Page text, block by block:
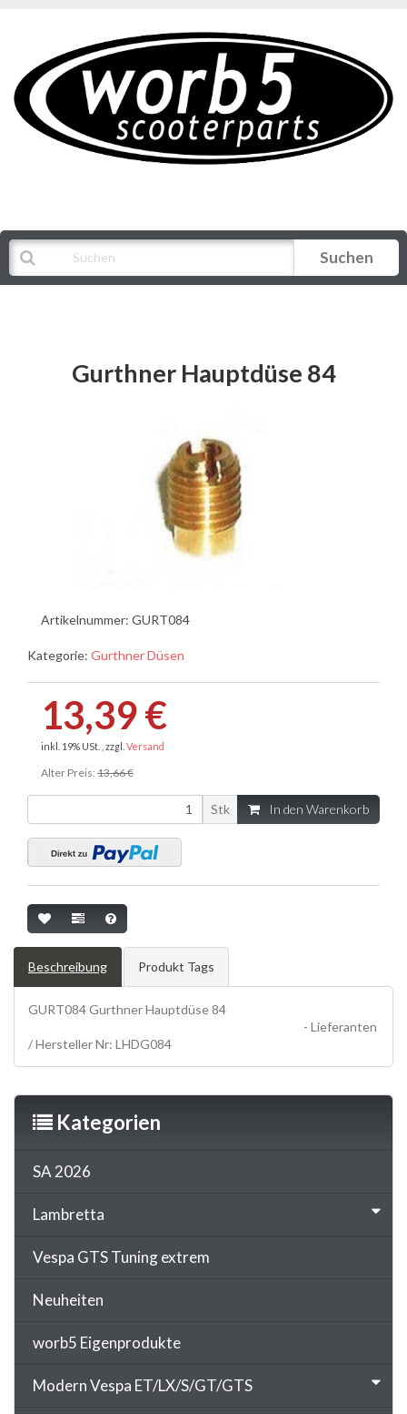
Suchen
Gurthner Hauptdüse 84
Artikelnummer: GURT084
Kategorie: Gurthner Düsen
13,39 €
inkl. 19% USt. , zzgl. Versand
Alter Preis: 13,66 €
Stk In den Warenkorb
Beschreibung Produkt Tags
GURT084 Gurthner Hauptdüse 84
- Lieferanten
/ Hersteller Nr: LHDG084
Kategorien
SA 2026
Lambretta
Vespa GTS Tuning extrem
Neuheiten
worb5 Eigenprodukte
Modern Vespa ET/LX/S/GT/GTS